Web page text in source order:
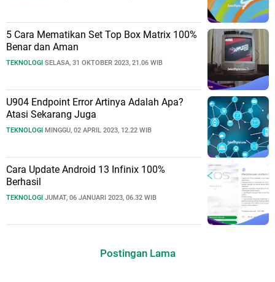
5 Cara Mematikan Set Top Box Matrix 100%
Benar dan Aman
TEKNOLOGI SELASA, 31 OKTOBER 2023, 21.06 WIB
U904 Endpoint Error Artinya Adalah Apa?
Atasi Sekarang Juga
TEKNOLOGI MINGGU, 02 APRIL 2023, 12.22 WIB
Cara Update Android 13 Infinix 100%
Berhasil
TEKNOLOGI JUMAT, 06 JANUARI 2023, 06.32 WIB
Postingan Lama